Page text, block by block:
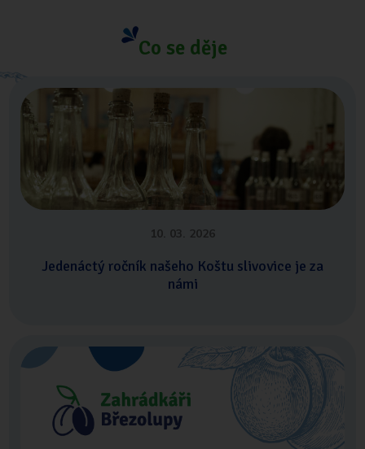
Co se děje
10. 03. 2026
Jedenáctý ročník našeho Koštu slivovice je za
námi